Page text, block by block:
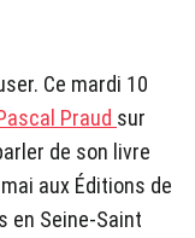
Ce mardi 10
Praud sur
de son livre
aux Éditions de
en Seine-Saint